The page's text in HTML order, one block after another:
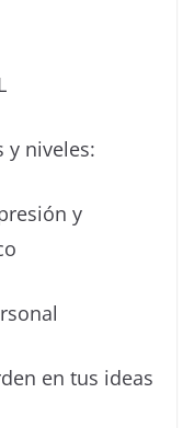
y niveles:
y
en tus ideas